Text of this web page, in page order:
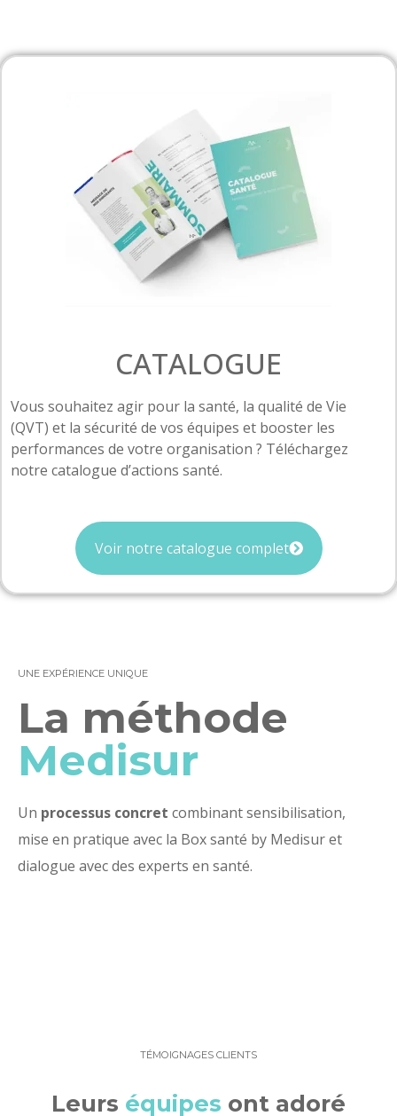
CATALOGUE
Vous souhaitez agir pour la santé, la qualité de Vie
(QVT) et la sécurité de vos équipes et booster les
performances de votre organisation ? Téléchargez
notre catalogue d’actions santé.
Voir notre catalogue complet
UNE EXPÉRIENCE UNIQUE
La méthode
Medisur
Un processus concret combinant sensibilisation,
mise en pratique avec la Box santé by Medisur et
dialogue avec des experts en santé.
TÉMOIGNAGES CLIENTS
Leurs équipes ont adoré